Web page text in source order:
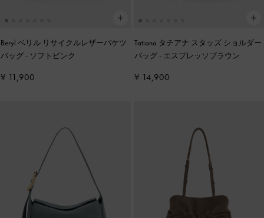
Beryl ベリル リサイクルレザーバケツ
バッグ- ソフトピンク
¥ 11,900
Tatiana タチアナ スタッズ ショルダー
バッグ- エスプレッソブラウン
¥ 14,900